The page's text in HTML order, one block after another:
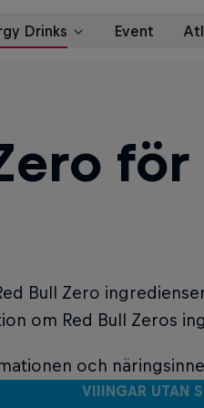
för
Bull Zero
om Red Bull Zeros
och
VIIINGAR UTAN
VIIINGAR UTAN
VIIINGAR UTAN
VIIINGAR UTAN
VIIINGAR UTAN
VIIINGAR UTAN
VIIINGAR UTAN
VIIINGAR UTAN
VIIINGAR UTAN
VIIINGAR UTAN
VIIINGAR UTAN
VIIINGAR UTAN